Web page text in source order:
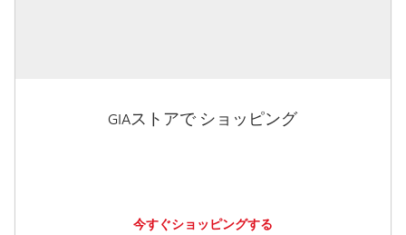
GIAストアで ショッピング
今すぐショッピングする